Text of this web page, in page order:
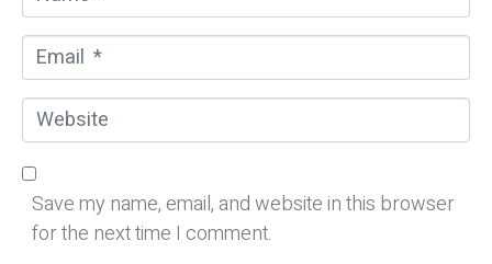
a
m
e
*
m
a
i
l
W
e
b
Save my name, email, and website in this browser
for the next time I comment.